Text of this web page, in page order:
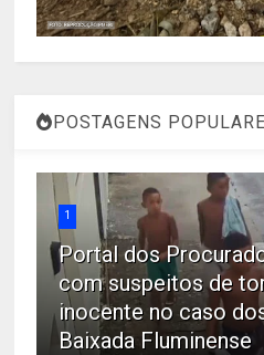
POSTAGENS
1
Portal dos
com suspeitos de
inocente no caso
Baixada Fluminense